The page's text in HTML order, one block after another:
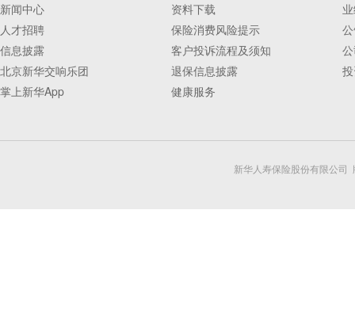
新闻中心
人才招聘
信息披露
北京新华交响乐团
掌上新华App
资料下载
保险消费风险提示
客户投诉流程及须知
退保信息披露
健康服务
新华人寿保险股份有限公